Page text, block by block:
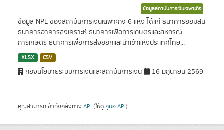
ข้อมูลสถาบันการเงินเฉพาะกิจ
ข้อมูล NPL ของสถาบันการเงินเฉพาะกิจ 6 แห่ง ได้แก่ ธนาคารออมสิน
ธนาคารอาคารสงเคราะห์ ธนาคารเพื่อการเกษตรและสหกรณ์
การเกษตร ธนาคารเพื่อการส่งออกและนำเข้าแห่งประเทศไทย...
XLSX CSV
กองนโยบายระบบการเงินและสถาบันการเงิน 16 มิถุนายน 2569
คุณสามารถเข้าถึงคลังทาง API (ให้ดู คู่มือ API).